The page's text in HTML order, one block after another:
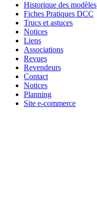
Historique des modèles
Fiches Pratiques DCC
Trucs et astuces
Notices
Liens
Associations
Revues
Revendeurs
Contact
Notices
Planning
Site e-commerce